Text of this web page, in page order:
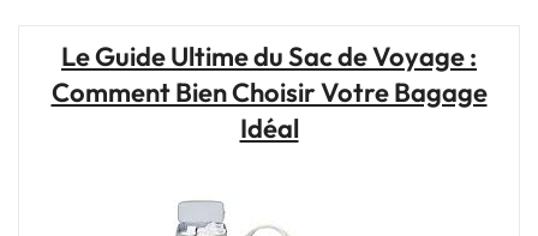
de
voyage
Le Guide Ultime du Sac de Voyage :
Comment Bien Choisir Votre Bagage
Idéal